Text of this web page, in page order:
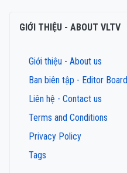
GIỚI THIỆU - ABOUT VLTV
Giới thiệu - About us
Ban biên tập - Editor Board
Liên hệ - Contact us
Terms and Conditions
Privacy Policy
Tags